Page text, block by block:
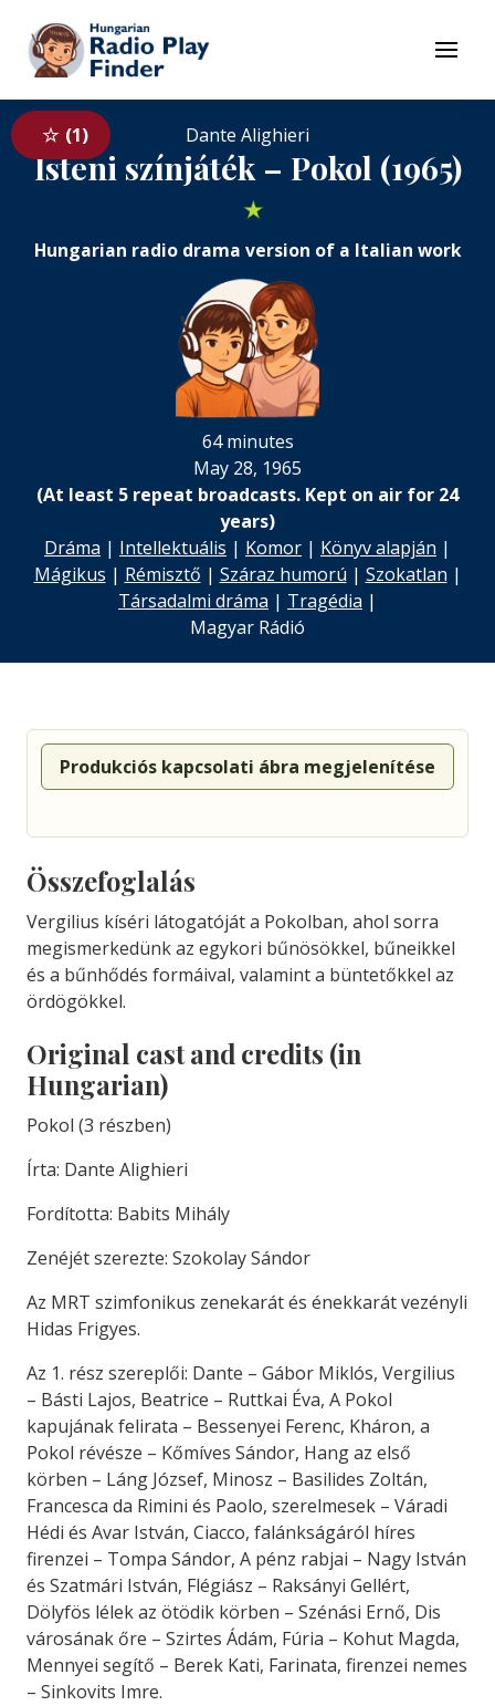
To contents
Menu
1 Dante Alighieri
Isteni színjáték – Pokol (1965)
★
Hungarian radio drama version of a Italian work
64 minutes
May 28, 1965
(At least 5 repeat broadcasts. Kept on air for 24
years)
Dráma | Intellektuális | Komor | Könyv alapján |
Mágikus | Rémisztő | Száraz humorú | Szokatlan |
Társadalmi dráma | Tragédia |
Magyar Rádió
Produkciós kapcsolati ábra megjelenítése
Összefoglalás
Vergilius kíséri látogatóját a Pokolban, ahol sorra
megismerkedünk az egykori bűnösökkel, bűneikkel
és a bűnhődés formáival, valamint a büntetőkkel az
ördögökkel.
Original cast and credits (in
Hungarian)
Pokol (3 részben)
Írta: Dante Alighieri
Fordította: Babits Mihály
Zenéjét szerezte: Szokolay Sándor
Az MRT szimfonikus zenekarát és énekkarát vezényli
Hidas Frigyes.
Az 1. rész szereplői: Dante – Gábor Miklós, Vergilius
– Básti Lajos, Beatrice – Ruttkai Éva, A Pokol
kapujának felirata – Bessenyei Ferenc, Kháron, a
Pokol révésze – Kőmíves Sándor, Hang az első
körben – Láng József, Minosz – Basilides Zoltán,
Francesca da Rimini és Paolo, szerelmesek – Váradi
Hédi és Avar István, Ciacco, falánkságáról híres
firenzei – Tompa Sándor, A pénz rabjai – Nagy István
és Szatmári István, Flégiász – Raksányi Gellért,
Dölyfös lélek az ötödik körben – Szénási Ernő, Dis
városának őre – Szirtes Ádám, Fúria – Kohut Magda,
Mennyei segítő – Berek Kati, Farinata, firenzei nemes
– Sinkovits Imre.